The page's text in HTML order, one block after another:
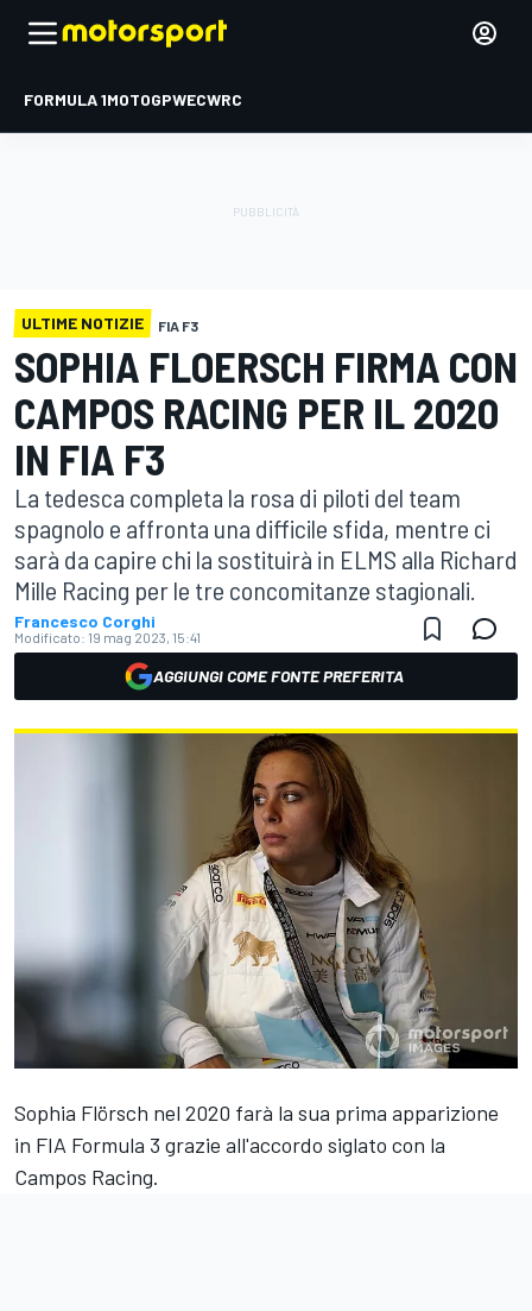
FORMULA 1MOTOGPWECWRC
ULTIME NOTIZIE FIA F3
SOPHIA FLOERSCH FIRMA CON
CAMPOS RACING PER IL 2020
IN FIA F3
La tedesca completa la rosa di piloti del team
spagnolo e affronta una difficile sfida, mentre ci
sarà da capire chi la sostituirà in ELMS alla Richard
Mille Racing per le tre concomitanze stagionali.
Francesco Corghi
Modificato: 19 mag 2023, 15:41
AGGIUNGI COME FONTE PREFERITA
Sophia Flörsch nel 2020 farà la sua prima apparizione
in FIA Formula 3 grazie all'accordo siglato con la
Campos Racing.